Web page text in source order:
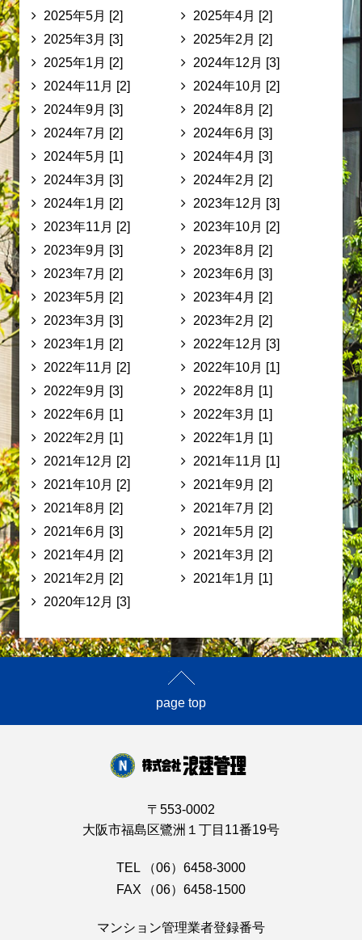
2025年5月 [2]
2025年4月 [2]
2025年3月 [3]
2025年2月 [2]
2025年1月 [2]
2024年12月 [3]
2024年11月 [2]
2024年10月 [2]
2024年9月 [3]
2024年8月 [2]
2024年7月 [2]
2024年6月 [3]
2024年5月 [1]
2024年4月 [3]
2024年3月 [3]
2024年2月 [2]
2024年1月 [2]
2023年12月 [3]
2023年11月 [2]
2023年10月 [2]
2023年9月 [3]
2023年8月 [2]
2023年7月 [2]
2023年6月 [3]
2023年5月 [2]
2023年4月 [2]
2023年3月 [3]
2023年2月 [2]
2023年1月 [2]
2022年12月 [3]
2022年11月 [2]
2022年10月 [1]
2022年9月 [3]
2022年8月 [1]
2022年6月 [1]
2022年3月 [1]
2022年2月 [1]
2022年1月 [1]
2021年12月 [2]
2021年11月 [1]
2021年10月 [2]
2021年9月 [2]
2021年8月 [2]
2021年7月 [2]
2021年6月 [3]
2021年5月 [2]
2021年4月 [2]
2021年3月 [2]
2021年2月 [2]
2021年1月 [1]
2020年12月 [3]
page top
〒553-0002
大阪市福島区鷺洲１丁目11番19号
TEL
（06）6458-3000
FAX
（06）6458-1500
マンション管理業者登録番号